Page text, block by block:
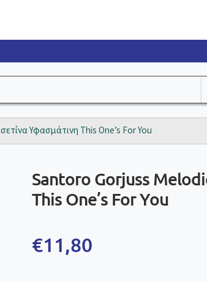
Υφασμάτινη This One’s For You
Santoro Gorjuss
This One’s For You
€11,80